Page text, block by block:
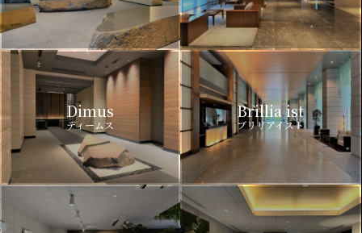
Dimus
ディームス
Brillia ist
ブリリアイスト